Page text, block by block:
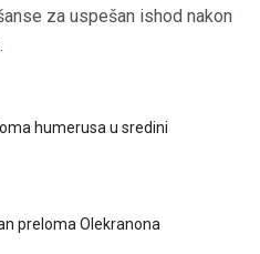
za uspešan ishod nakon
humerusa u sredini
preloma Olekranona